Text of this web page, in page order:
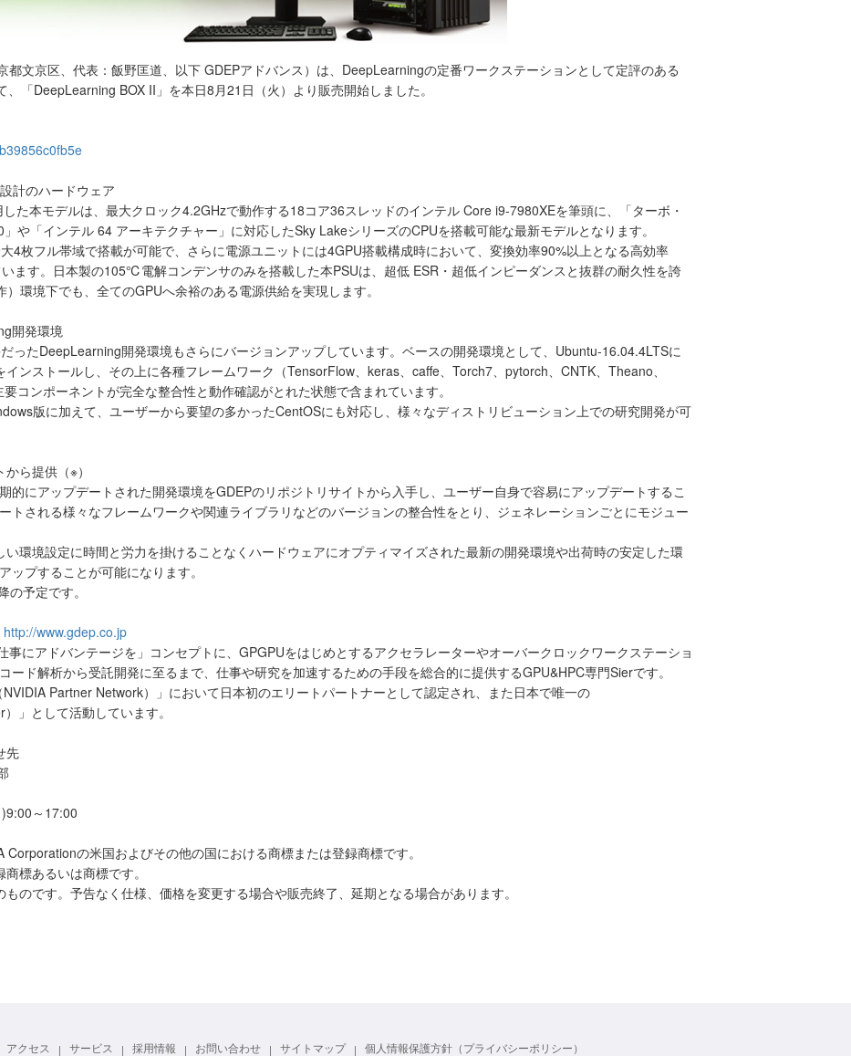
都文京区、代表：飯野匡道、以下 GDEPアドバンス）は、DeepLearningの定番ワークステーションとして定評のある
、「DeepLearning BOX II」を本日8月21日（火）より販売開始しました。
計のハードウェア
た本モデルは、最大クロック4.2GHzで動作する18コア36スレッドのインテル Core i9-7980XEを筆頭に、「ターボ・
や「インテル 64 アーキテクチャー」に対応したSky LakeシリーズのCPUを搭載可能な最新モデルとなります。
4枚フル帯域で搭載が可能で、さらに電源ユニットには4GPU搭載構成時において、変換効率90%以上となる高効率
ます。日本製の105℃電解コンデンサのみを搭載した本PSUは、超低 ESR・超低インピーダンスと抜群の耐久性を誇
環境下でも、全てのGPUへ余裕のある電源供給を実現します。
開発環境
ったDeepLearning開発環境もさらにバージョンアップしています。ベースの開発環境として、Ubuntu-16.04.4LTSに
ンストールし、その上に各種フレームワーク（TensorFlow、keras、caffe、Torch7、pytorch、CNTK、Theano、
コンポーネントが完全な整合性と動作確認がとれた状態で含まれています。
版に加えて、ユーザーから要望の多かったCentOSにも対応し、様々なディストリビューション上での研究開発が可
ら提供（※）
的にアップデートされた開発環境をGDEPのリポジトリサイトから入手し、ユーザー自身で容易にアップデートするこ
トされる様々なフレームワークや関連ライブラリなどのバージョンの整合性をとり、ジェネレーションごとにモジュー
環境設定に時間と労力を掛けることなくハードウェアにオプティマイズされた最新の開発環境や出荷時の安定した環
プすることが可能になります。
予定です。
http://www.gdep.co.jp
事にアドバンテージを」コンセプトに、GPGPUをはじめとするアクセラレーターやオーバークロックワークステーショ
ード解析から受託開発に至るまで、仕事や研究を加速するための手段を総合的に提供するGPU&HPC専門Sierです。
Partner Network）」において日本初のエリートパートナーとして認定され、また日本で唯一の
」として活動しています。
先
～17:00
の米国およびその他の国における商標または登録商標です。
標あるいは商標です。
のです。予告なく仕様、価格を変更する場合や販売終了、延期となる場合があります。
アクセス サービス 採用情報 お問い合わせ サイトマップ 個人情報保護方針（プライバシーポリシー）